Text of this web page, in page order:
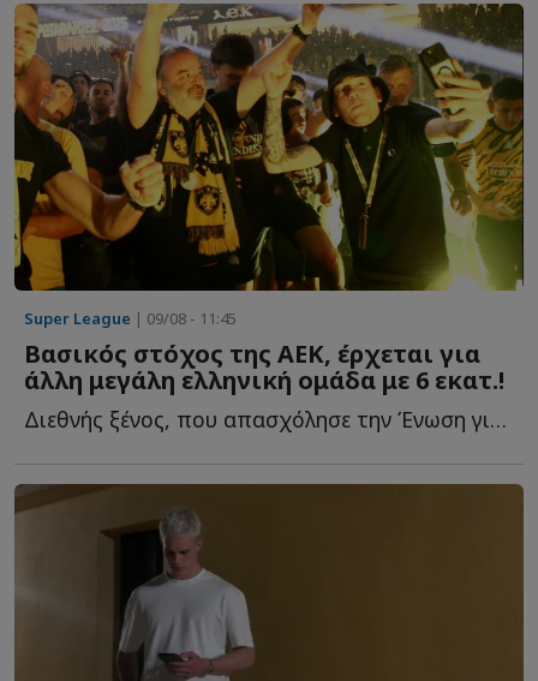
Super League | 09/08 - 11:45
Βασικός στόχος της ΑΕΚ, έρχεται για
άλλη μεγάλη ελληνική ομάδα με 6 εκατ.!
Διεθνής ξένος, που απασχόλησε την Ένωση για δύο καλοκαίρια, α...